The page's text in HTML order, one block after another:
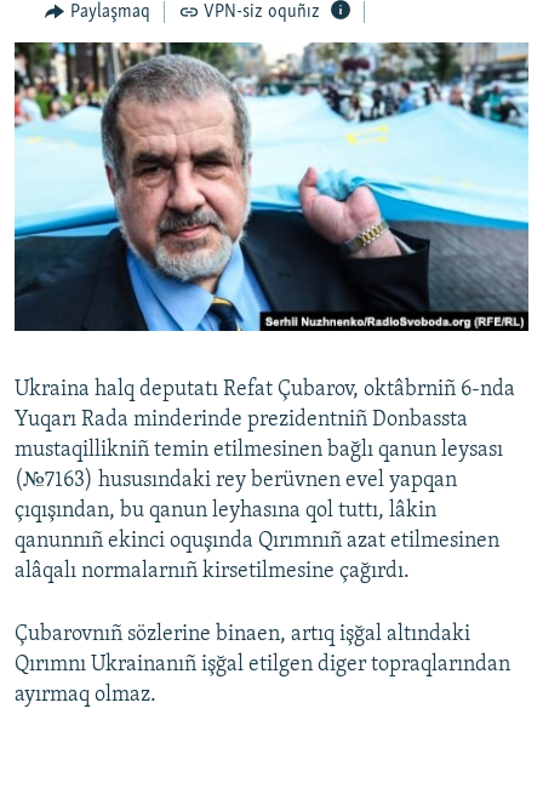
SÜRET
BLOGLAR
FİKİR
Українською
QOŞULIÑIZ!
RFE/RS bütün saytları
Paylaşmaq VPN-siz oquñız
Ukraina halq deputatı Refat Çubarov, oktâbrniñ 6-nda
Yuqarı Rada minderinde prezidentniñ Donbassta
mustaqillikniñ temin etilmesinen bağlı qanun leysası
(№7163) hususındaki rey berüvnen evel yapqan
çıqışından, bu qanun leyhasına qol tuttı, lâkin
qanunnıñ ekinci oquşında Qırımnıñ azat etilmesinen
alâqalı normalarnıñ kirsetilmesine çağırdı.
Çubarovnıñ sözlerine binaen, artıq işğal altındaki
Qırımnı Ukrainanıñ işğal etilgen diger topraqlarından
ayırmaq olmaz.